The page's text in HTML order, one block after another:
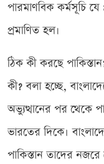
পারমাণবিক কর্মসূচি
প্রমাণিত হল।
ঠিক কী করছে
কী? বলা হচ্ছে,
অভ্যুত্থানের পর থেকে
ভারতের দিকে।
পাকিস্তান তাদের